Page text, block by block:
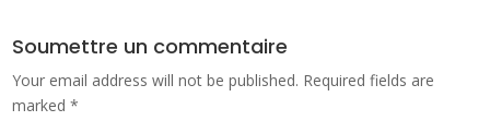
Soumettre un commentaire
Your email address will not be published. Required fields are
marked*